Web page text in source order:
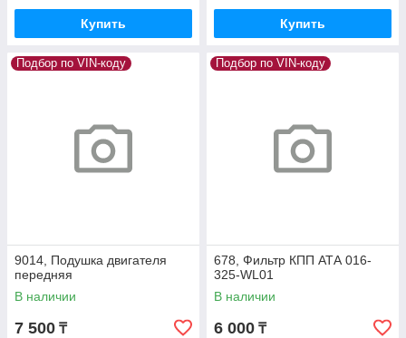
Купить Купить
Подбор по VIN-коду
9014, Подушка двигателя
передняя
В наличии
7 500 ₸
Подбор по VIN-коду
678, Фильтр КПП АТА 016-
325-WL01
В наличии
6 000 ₸